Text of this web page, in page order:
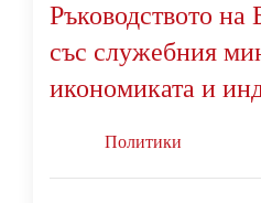
Ръководството
със служебния
икономиката и
Политики